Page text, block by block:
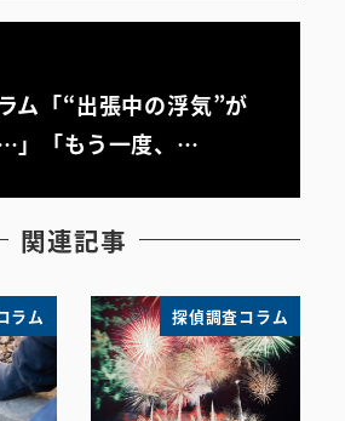
ム「“出張中の浮気”が
」「もう一度、…
関連記事
ラム 探偵調査コラム